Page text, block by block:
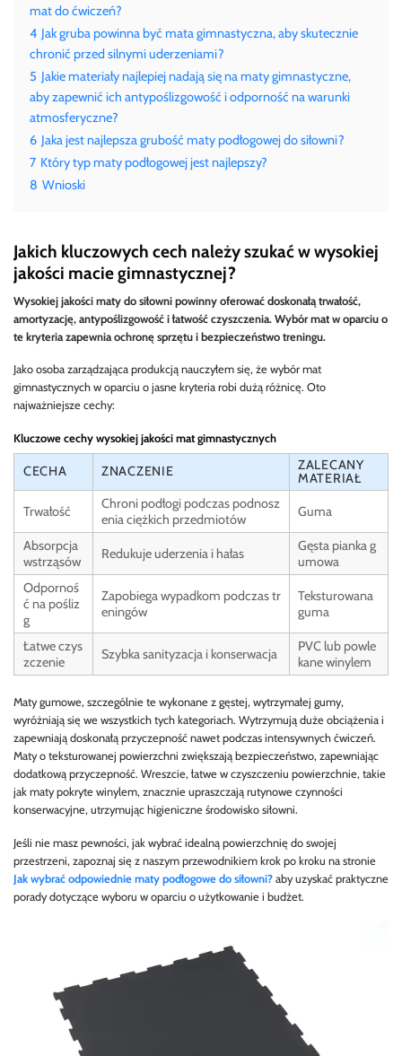
mat do ćwiczeń?
4 Jak gruba powinna być mata gimnastyczna, aby skutecznie
chronić przed silnymi uderzeniami?
5 Jakie materiały najlepiej nadają się na maty gimnastyczne,
aby zapewnić ich antypoślizgowość i odporność na warunki
atmosferyczne?
6 Jaka jest najlepsza grubość maty podłogowej do siłowni?
7 Który typ maty podłogowej jest najlepszy?
8 Wnioski
Jakich kluczowych cech należy szukać w wysokiej
jakości macie gimnastycznej?
Wysokiej jakości maty do siłowni powinny oferować doskonałą trwałość,
amortyzację, antypoślizgowość i łatwość czyszczenia. Wybór mat w oparciu o
te kryteria zapewnia ochronę sprzętu i bezpieczeństwo treningu.
Jako osoba zarządzająca produkcją nauczyłem się, że wybór mat
gimnastycznych w oparciu o jasne kryteria robi dużą różnicę. Oto
najważniejsze cechy:
Kluczowe cechy wysokiej jakości mat gimnastycznych
CECHA ZNACZENIE
ZALECANY
MATERIAŁ
Trwałość
Chroni podłogi podczas podnosz
enia ciężkich przedmiotów
Guma
Absorpcja
wstrząsów
Redukuje uderzenia i hałas
Gęsta pianka g
umowa
Odpornoś
ć na pośliz
g
Zapobiega wypadkom podczas tr
eningów
Teksturowana
guma
Łatwe czys
zczenie
Szybka sanityzacja i konserwacja
PVC lub powle
kane winylem
Maty gumowe, szczególnie te wykonane z gęstej, wytrzymałej gumy,
wyróżniają się we wszystkich tych kategoriach. Wytrzymują duże obciążenia i
zapewniają doskonałą przyczepność nawet podczas intensywnych ćwiczeń.
Maty o teksturowanej powierzchni zwiększają bezpieczeństwo, zapewniając
dodatkową przyczepność. Wreszcie, łatwe w czyszczeniu powierzchnie, takie
jak maty pokryte winylem, znacznie upraszczają rutynowe czynności
konserwacyjne, utrzymując higieniczne środowisko siłowni.
Jeśli nie masz pewności, jak wybrać idealną powierzchnię do swojej
przestrzeni, zapoznaj się z naszym przewodnikiem krok po kroku na stronie
Jak wybrać odpowiednie maty podłogowe do siłowni? aby uzyskać praktyczne
porady dotyczące wyboru w oparciu o użytkowanie i budżet.